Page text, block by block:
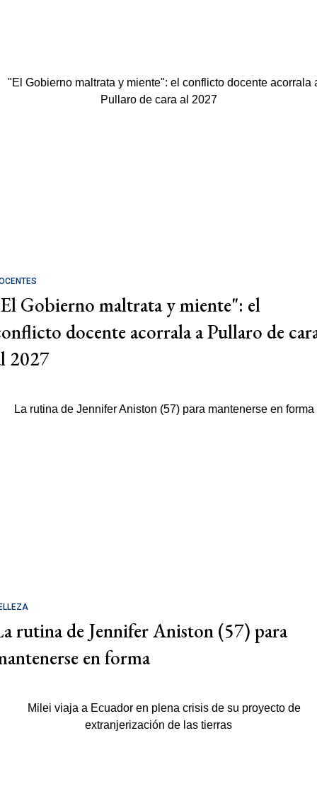
Gobierno maltrata y miente": el
docente acorrala a Pullaro de
2027
rutina de Jennifer Aniston (57) para
en forma